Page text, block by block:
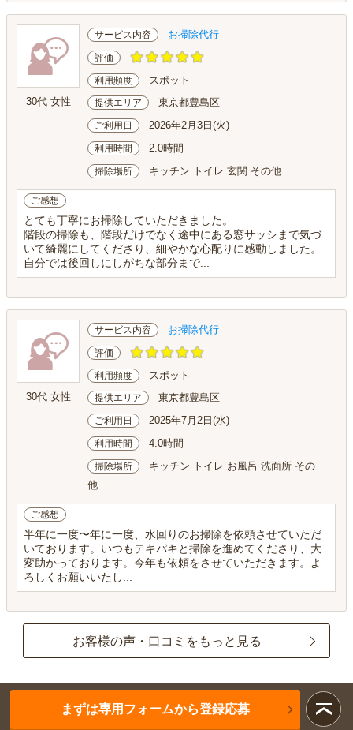
30代 女性
サービス内容 お掃除代行
評価
利用頻度 スポット
提供エリア 東京都豊島区
ご利用日 2026年2月3日(火)
利用時間 2.0時間
掃除場所 キッチン トイレ 玄関 その他
ご感想
とても丁寧にお掃除していただきました。
階段の掃除も、階段だけでなく途中にある窓サッシまで気づ
いて綺麗にしてくださり、細やかな心配りに感動しました。
自分では後回しにしがちな部分まで...
30代 女性
サービス内容 お掃除代行
評価
利用頻度 スポット
提供エリア 東京都豊島区
ご利用日 2025年7月2日(水)
利用時間 4.0時間
掃除場所
キッチン トイレ お風呂 洗面所 その
他
ご感想
半年に一度〜年に一度、水回りのお掃除を依頼させていただ
いております。いつもテキパキと掃除を進めてくださり、大
変助かっております。今年も依頼をさせていただきます。よ
ろしくお願いいたし...
お客様の声・口コミをもっと見る
まずは専用フォームから登録応募